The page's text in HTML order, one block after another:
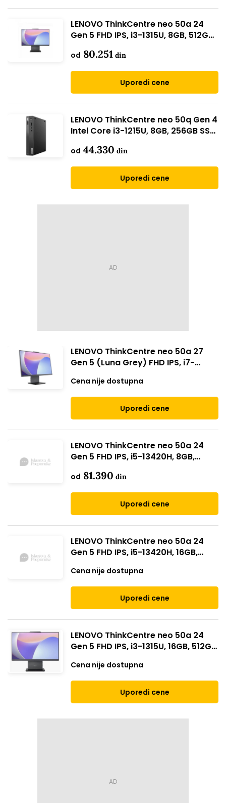
LENOVO ThinkCentre neo 50a 24
Gen 5 FHD IPS, i3-1315U, 8GB, 512GB
od 80.251 din
Uporedi cene
LENOVO ThinkCentre neo 50q Gen 4
Intel Core i3-1215U, 8GB, 256GB SSD
od 44.330 din
Uporedi cene
LENOVO ThinkCentre neo 50a 27
Gen 5 (Luna Grey) FHD IPS, i7-
// Win 11 Pro)
Cena nije dostupna
Uporedi cene
LENOVO ThinkCentre neo 50a 24
Gen 5 FHD IPS, i5-13420H, 8GB,
od 81.390 din
Uporedi cene
LENOVO ThinkCentre neo 50a 24
Gen 5 FHD IPS, i5-13420H, 16GB,
Cena nije dostupna
Uporedi cene
LENOVO ThinkCentre neo 50a 24
Gen 5 FHD IPS, i3-1315U, 16GB, 512GB
Cena nije dostupna
Uporedi cene